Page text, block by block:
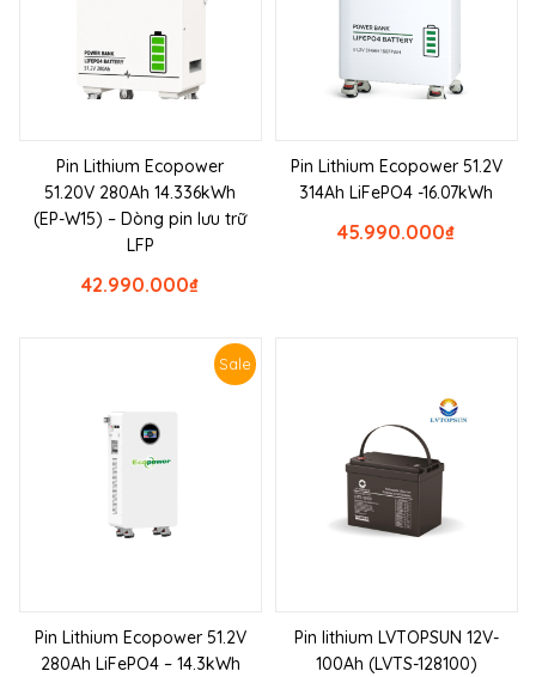
Pin Lithium Ecopower
51.20V 280Ah 14.336kWh
(EP-W15) – Dòng pin lưu trữ
LFP
₫
42.990.000
Pin Lithium Ecopower 51.2V
314Ah LiFePO4 -16.07kWh
₫
45.990.000
Sale
Pin Lithium Ecopower 51.2V
280Ah LiFePO4 – 14.3kWh
Pin lithium LVTOPSUN 12V-
100Ah (LVTS-128100)